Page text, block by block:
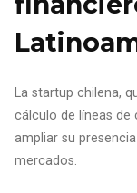
La startup chilena,
cálculo de líneas de
ampliar su
mercados.